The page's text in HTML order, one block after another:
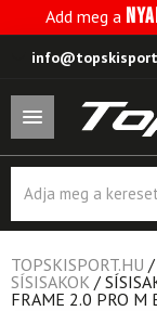
Add meg a
search
TOPSKISPORT.HU /
SÍSISAKOK /
FRAME 2.0 PRO M